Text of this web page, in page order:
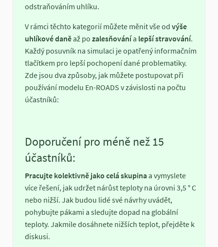
odstraňováním uhlíku.
V rámci těchto kategorií můžete měnit vše od výše
uhlíkové daně až po zalesňovánía lepší stravování.
Každý posuvník na simulaci je opatřený informačním
tlačítkem pro lepší pochopení dané problematiky.
Zde jsou dva způsoby, jak můžete postupovat při
používání modelu En-ROADS v závislosti na počtu
účastníků:
Doporučení pro méně než 15
účastníků:
Pracujte kolektivně jako celá skupina a vymyslete
více řešení, jak udržet nárůst teploty na úrovni 3,5 ° C
nebo nižší. Jak budou lidé své návrhy uvádět,
pohybujte pákami a sledujte dopad na globální
teploty. Jakmile dosáhnete nižších teplot, přejděte k
diskusi.